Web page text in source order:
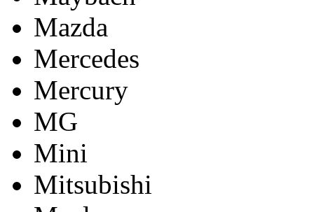
Mazda
Mercedes
Mercury
MG
Mini
Mitsubishi